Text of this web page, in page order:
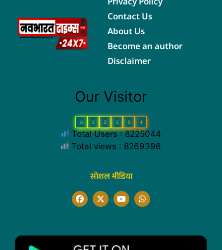
Contact Us
About Us
Become an author
Disclaimer
Our Visitor
8 2 2 5 0 4
Total Users : 8225044
Total views : 8269396
सोशल मीडिया